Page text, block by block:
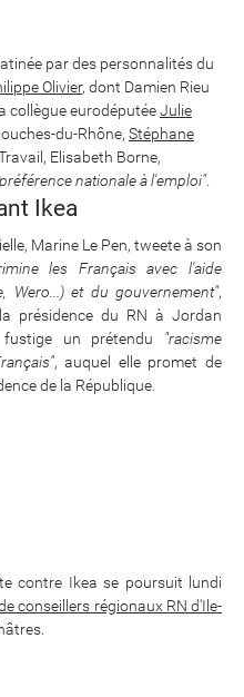
par des personnalités du
Olivier, dont Damien Rieu
collègue eurodéputéeJulie
du-Rhône, Stéphane
Elisabeth Borne,
nationale à l'emploi"
Ikea
Marine Le Pen, tweete à son
les Français avec l'aide
Wero...) et du gouvernement",
présidence du RN à Jordan
un prétendu "racisme
, auquel elle promet de
de la République.
contre Ikea se poursuit lundi
conseillers régionaux RN d'Ile-